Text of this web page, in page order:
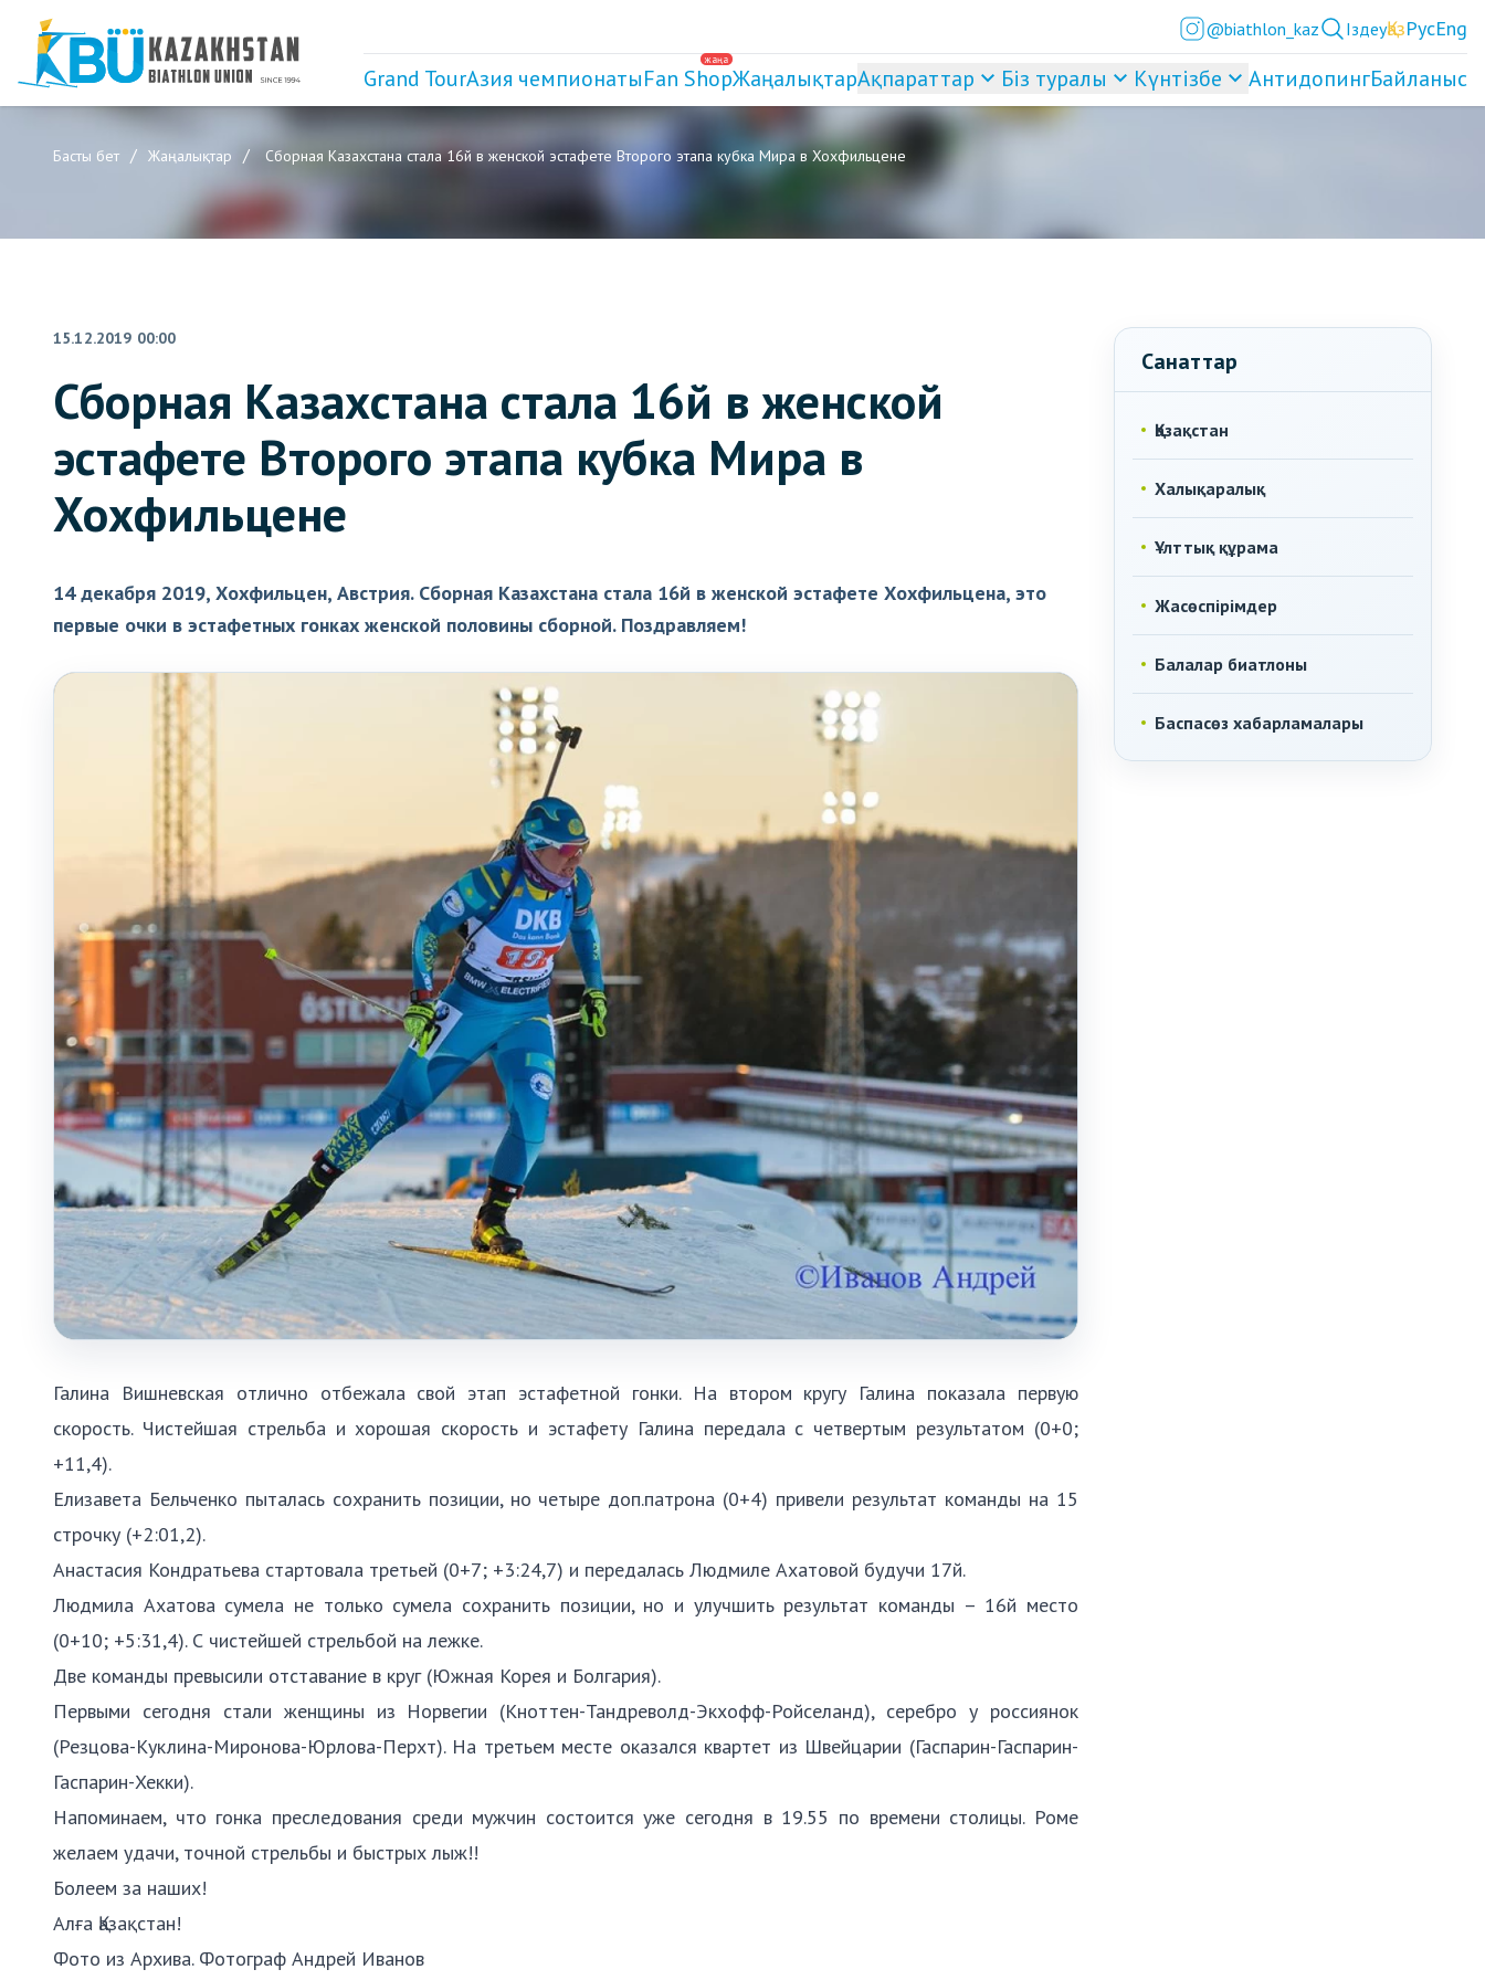
@biathlon_kaz ІздеуҚазРусEng
Grand TourАзия чемпионаты
жаңа
Fan ShopЖаңалықтарАқпараттар Біз туралы Күнтізбе АнтидопингБайланыс
Басты бет Жаңалықтар Сборная Казахстана стала 16й в женской эстафете Второго этапа кубка Мира в Хохфильцене
15.12.2019 00:00
Сборная Казахстана стала 16й в женской
эстафете Второго этапа кубка Мира в
Хохфильцене
14 декабря 2019, Хохфильцен, Австрия. Сборная Казахстана стала 16й в женской эстафете Хохфильцена, это
первые очки в эстафетных гонках женской половины сборной. Поздравляем!
Галина Вишневская отлично отбежала свой этап эстафетной гонки. На втором кругу Галина показала первую
скорость. Чистейшая стрельба и хорошая скорость и эстафету Галина передала с четвертым результатом (0+0;
+11,4).
Елизавета Бельченко пыталась сохранить позиции, но четыре доп.патрона (0+4) привели результат команды на 15
строчку (+2:01,2).
Анастасия Кондратьева стартовала третьей (0+7; +3:24,7) и передалась Людмиле Ахатовой будучи 17й.
Людмила Ахатова сумела не только сумела сохранить позиции, но и улучшить результат команды – 16й место
(0+10; +5:31,4). С чистейшей стрельбой на лежке.
Две команды превысили отставание в круг (Южная Корея и Болгария).
Первыми сегодня стали женщины из Норвегии (Кноттен-Тандреволд-Экхофф-Ройселанд), серебро у россиянок
(Резцова-Куклина-Миронова-Юрлова-Перхт). На третьем месте оказался квартет из Швейцарии (Гаспарин-Гаспарин-
Гаспарин-Хекки).
Напоминаем, что гонка преследования среди мужчин состоится уже сегодня в 19.55 по времени столицы. Роме
желаем удачи, точной стрельбы и быстрых лыж!!
Болеем за наших!
Алға Қазақстан!
Фото из Архива. Фотограф Андрей Иванов
Санаттар
Қазақстан
Халықаралық
Ұлттық құрама
Жасөспірімдер
Балалар биатлоны
Баспасөз хабарламалары